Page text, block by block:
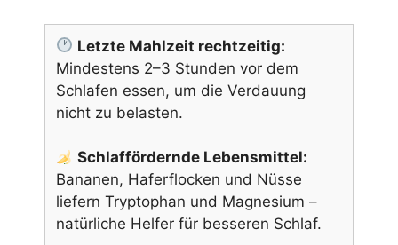
Letzte Mahlzeit rechtzeitig:
Mindestens 2–3 Stunden vor dem
Schlafen essen, um die Verdauung
nicht zu belasten.
Schlaffördernde Lebensmittel:
Bananen, Haferflocken und Nüsse
liefern Tryptophan und Magnesium –
natürliche Helfer für besseren Schlaf.